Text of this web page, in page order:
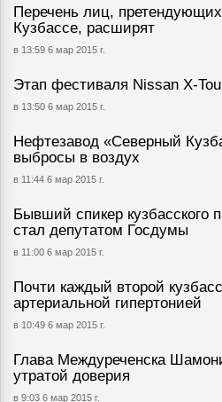
Перечень лиц,
Кузбассе, расширят
в 13:59 6 мар 2015 г.
Этап фестиваля Nissan X-
в 13:50 6 мар 2015 г.
Нефтезавод «Северный
выбросы в воздух
в 11:44 6 мар 2015 г.
Бывший спикер кузбасского
стал депутатом Госдумы
в 11:00 6 мар 2015 г.
Почти каждый второй
артериальной гипертонией
в 10:49 6 мар 2015 г.
Глава Междуреченска
утратой доверия
в 9:03 6 мар 2015 г.